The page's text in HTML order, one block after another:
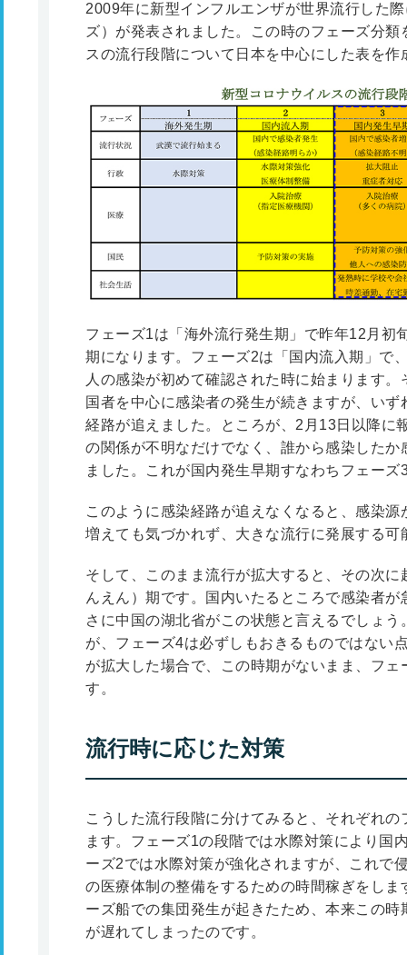
2009年に新型インフルエンザが世界流行した
ズ）が発表されました。この時のフェーズ分
スの流行段階について日本を中心にした表を
フェーズ1は「海外流行発生期」で昨年12月初
期になります。フェーズ2は「国内流入期」で
人の感染が初めて確認された時に始まります
国者を中心に感染者の発生が続きますが、い
経路が追えました。ところが、2月13日以降に
の関係が不明なだけでなく、誰から感染した
ました。これが国内発生早期すなわちフェーズ
このように感染経路が追えなくなると、感染
増えても気づかれず、大きな流行に発展する可
そして、このまま流行が拡大すると、その次
んえん）期です。国内いたるところで感染者
さに中国の湖北省がこの状態と言えるでしょ
が、フェーズ4は必ずしもおきるものではない
が拡大した場合で、この時期がないまま、フ
す。
流行時に応じた対策
こうした流行段階に分けてみると、それぞれ
ます。フェーズ1の段階では水際対策により国
ーズ2では水際対策が強化されますが、これで
の医療体制の整備をするための時間稼ぎをし
ーズ船での集団発生が起きたため、本来この
が遅れてしまったのです。